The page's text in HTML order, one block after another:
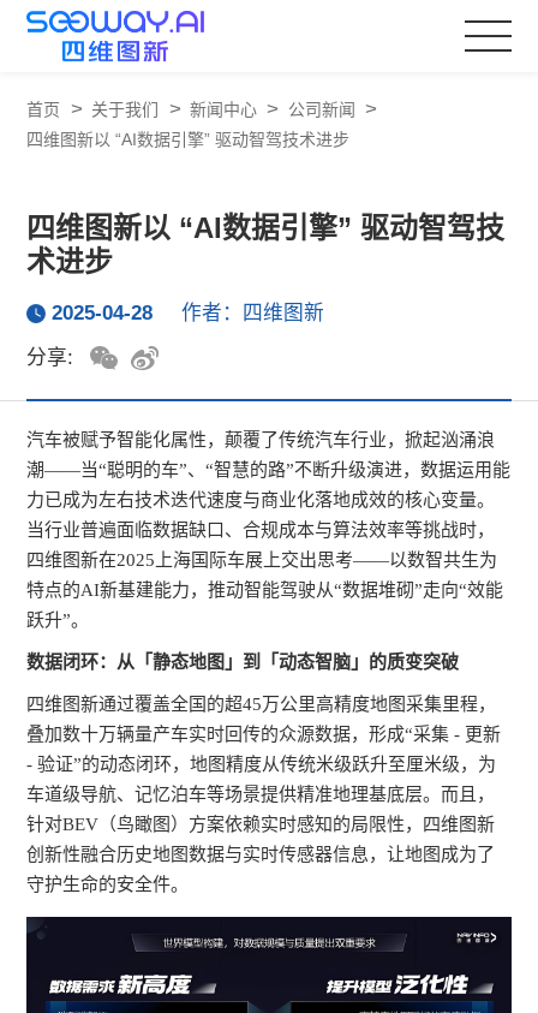
首页 > 关于我们 > 新闻中心 > 公司新闻 >
四维图新以 “AI数据引擎” 驱动智驾技术进步
四维图新以 “AI数据引擎” 驱动智驾技
术进步
2025-04-28
作者：四维图新
分享:
汽车被赋予智能化属性，颠覆了传统汽车行业，掀起汹涌浪
潮——当“聪明的车”、“智慧的路”不断升级演进，数据运用能
力已成为左右技术迭代速度与商业化落地成效的核心变量。
当行业普遍面临数据缺口、合规成本与算法效率等挑战时，
四维图新在2025上海国际车展上交出思考——以数智共生为
特点的AI新基建能力，推动智能驾驶从“数据堆砌”走向“效能
跃升”。
数据闭环：从「静态地图」到「动态智脑」的质变突破
四维图新通过覆盖全国的超45万公里高精度地图采集里程，
叠加数十万辆量产车实时回传的众源数据，形成“采集 - 更新
- 验证”的动态闭环，地图精度从传统米级跃升至厘米级，为
车道级导航、记忆泊车等场景提供精准地理基底层。而且，
针对BEV（鸟瞰图）方案依赖实时感知的局限性，四维图新
创新性融合历史地图数据与实时传感器信息，让地图成为了
守护生命的安全件。